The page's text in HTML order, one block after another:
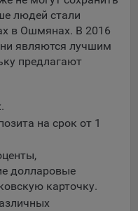
использования
информацию для
определения целевой
Яндекс.Метрика,
не более года;
веб-аналитических
Общества и не
которых хранятся во
людей стали
в Ошмянах. В 2016
являются лучшим
предлагают
на срок от 1
долларовые
карточку.